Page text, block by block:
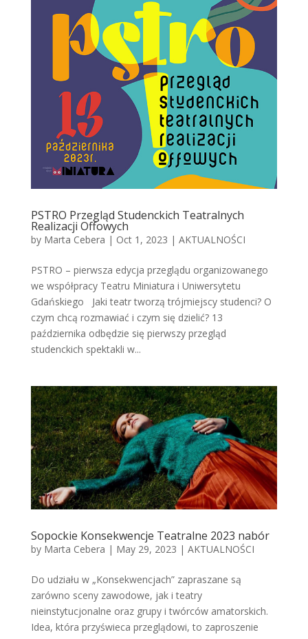
PSTRO Przegląd Studenckich Teatralnych
Realizacji Offowych
by Marta Cebera | Oct 1, 2023 | AKTUALNOŚCI
PSTRO – pierwsza edycja przeglądu organizowanego
we współpracy Teatru Miniatura i Uniwersytetu
Gdańskiego Jaki teatr tworzą trójmiejscy studenci? O
czym chcą rozmawiać i czym się dzielić? 13
października odbędzie się pierwszy przegląd
studenckich spektakli w...
Sopockie Konsekwencje Teatralne 2023 nabór
by Marta Cebera | May 29, 2023 | AKTUALNOŚCI
Do udziału w „Konsekwencjach” zapraszane są
zarówno sceny zawodowe, jak i teatry
nieinstytucjonalne oraz grupy i twórców amatorskich.
Idea, która przyświeca przeglądowi, to zaproszenie